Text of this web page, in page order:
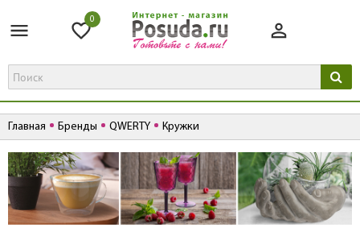
0
Главная Бренды QWERTY Кружки